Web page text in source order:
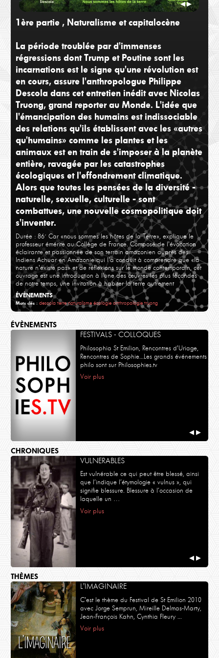
Ma vie avec les Achuars
Philippe Descola - Nicolas Truong
Les quatre formes de mondiation
◀▶
1ère partie , Naturalisme et capitalocène
La période troublée par d'immenses
régressions dont Trump et Poutine sont les
incarnations est le signe qu'une révolution est
en cours, assure l'anthropologue Philippe
Descola dans cet entretien inédit avec Nicolas
Truong, grand reporter au Monde. L'idée que
l'émancipation des humains est indissociable
des relations qu'ils établissent avec les «autres
qu'humains» comme les plantes et les
animaux est en train de s'imposer à la planète
entière, ravagée par les catastrophes
écologiques et l'effondrement climatique.
Alors que toutes les pensées de la diversité -
naturelle, sexuelle, culturelle - sont
combattues, une nouvelle cosmopolitique doit
s'inventer.
Durée : 86´ Car «nous sommes les hôtes de la Terre», explique le
professeur émérite au Collège de France. Composé de l'évocation
éclairante et passionnée de son terrain amazonien auprès des
Indiens Achuar en Amazonie qui l'a conduit à comprendre que «la
nature n'existe pas» et de réflexions sur le monde contemporain, cet
ouvrage est une introduction à l'une des œuvres les plus fécondes
de notre temps, une invitation à habiter la terre autrement
ÉVÈNEMENTS
Mots clés : descola terre naturalisme écologie anthropologie truong
ÉVÈNEMENTS
FESTIVALS - COLLOQUES
Philosophia St Emilion, Rencontres d'Uriage,
Rencontres de Sophie...Les grands événements
philo sont sur Philosophies.tv
Voir plus
◀ ▶
CHRONIQUES
VULNERABLES
Est vulnérable ce qui peut être blessé, ainsi
que l’indique l’étymologie « vulnus », qui
signifie blessure. Blessure à l’occasion de
laquelle un …
Voir plus
◀ ▶
THÈMES
L'IMAGINAIRE
C'est le thème du Festival de St Emilion 2010
avec Jorge Semprun, Mireille Delmas-Marty,
Jean-François Kahn, Cynthia Fleury ...
Voir plus